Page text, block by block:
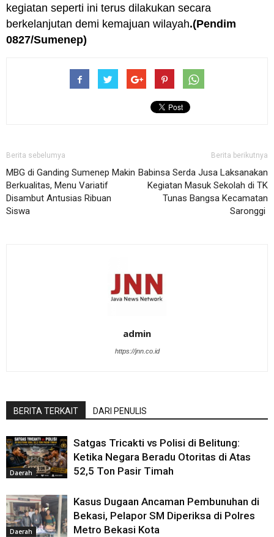
kegiatan seperti ini terus dilakukan secara
berkelanjutan demi kemajuan wilayah.(Pendim
0827/Sumenep)
Berita sebelumya
MBG di Ganding Sumenep Makin
Berkualitas, Menu Variatif
Disambut Antusias Ribuan
Siswa
Berita berikutnya
Babinsa Serda Jusa Laksanakan
Kegiatan Masuk Sekolah di TK
Tunas Bangsa Kecamatan
Saronggi
admin
https://jnn.co.id
BERITA TERKAIT DARI PENULIS
Daerah
Satgas Tricakti vs Polisi di Belitung:
Ketika Negara Beradu Otoritas di Atas
52,5 Ton Pasir Timah
Daerah
Kasus Dugaan Ancaman Pembunuhan di
Bekasi, Pelapor SM Diperiksa di Polres
Metro Bekasi Kota